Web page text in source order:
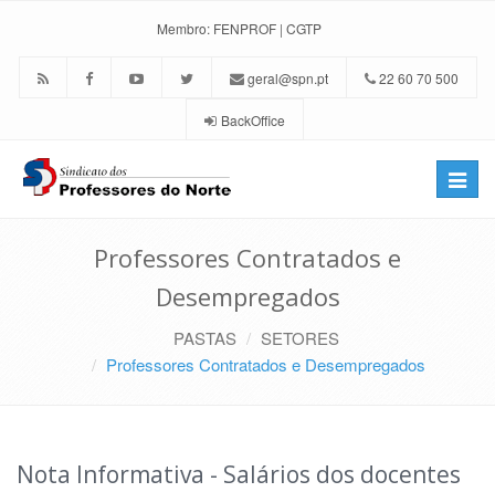
Membro: FENPROF | CGTP
geral@spn.pt 22 60 70 500
BackOffice
Toggle
Professores Contratados e
Desempregados
PASTAS
SETORES
Professores Contratados e Desempregados
Nota Informativa - Salários dos docentes